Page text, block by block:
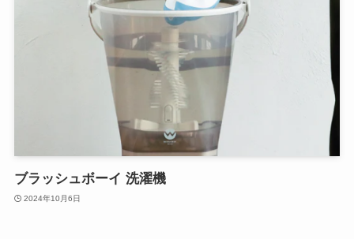
ブラッシュボーイ 洗濯機
2024年10月6日